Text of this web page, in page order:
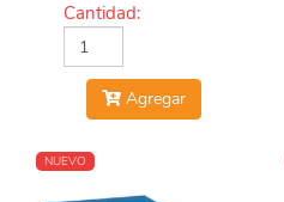
Cantidad:
Agregar
NUEVO